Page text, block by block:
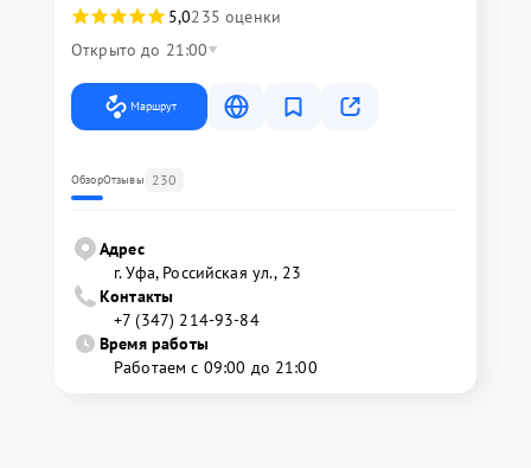
5,0235 оценки
Открыто до 21:00
Маршрут
ОбзорОтзывы 230
Адрес
г. Уфа, Российская ул., 23
Контакты
+7 (347) 214-93-84
Время работы
Работаем с 09:00 до 21:00